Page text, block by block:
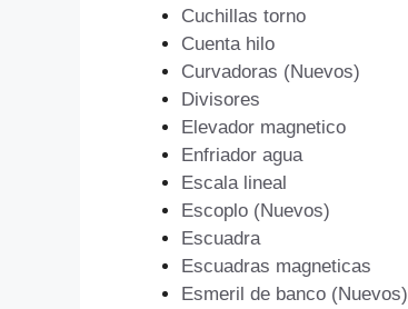
Cuchillas torno
Cuenta hilo
Curvadoras (Nuevos)
Divisores
Elevador magnetico
Enfriador agua
Escala lineal
Escoplo (Nuevos)
Escuadra
Escuadras magneticas
Esmeril de banco (Nuevos)